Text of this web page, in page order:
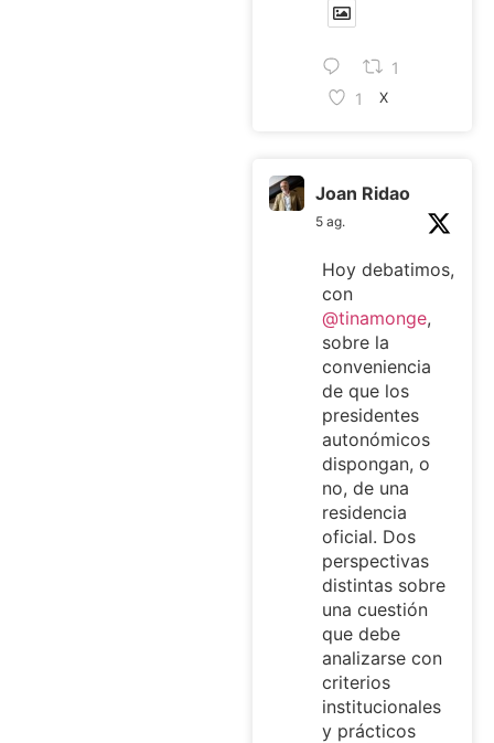
1
1
X
Joan Ridao
5 ag.
Hoy debatimos,
con
@tinamonge,
sobre la
conveniencia
de que los
presidentes
autonómicos
dispongan, o
no, de una
residencia
oficial. Dos
perspectivas
distintas sobre
una cuestión
que debe
analizarse con
criterios
institucionales
y prácticos